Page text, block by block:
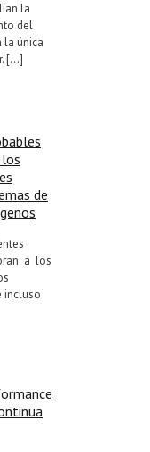
la
del
la única
[…]
de
a los
incluso